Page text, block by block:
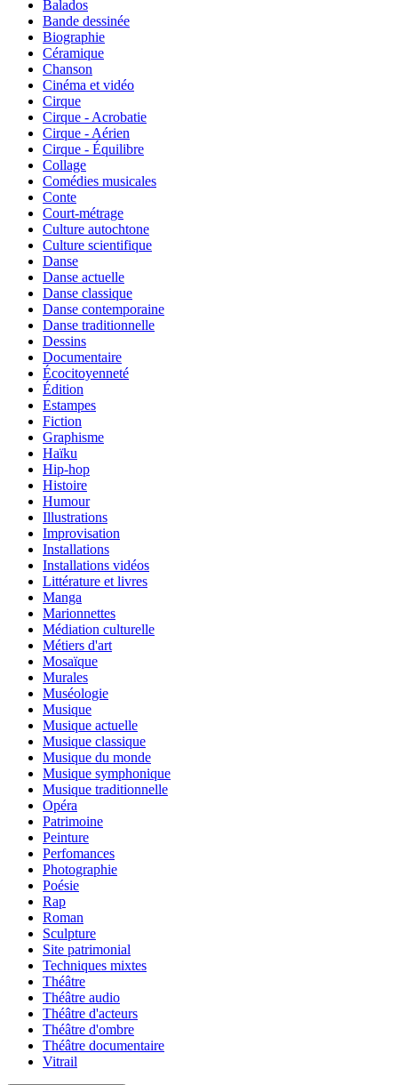
Balados
Bande dessinée
Biographie
Céramique
Chanson
Cinéma et vidéo
Cirque
Cirque - Acrobatie
Cirque - Aérien
Cirque - Équilibre
Collage
Comédies musicales
Conte
Court-métrage
Culture autochtone
Culture scientifique
Danse
Danse actuelle
Danse classique
Danse contemporaine
Danse traditionnelle
Dessins
Documentaire
Écocitoyenneté
Édition
Estampes
Fiction
Graphisme
Haïku
Hip-hop
Histoire
Humour
Illustrations
Improvisation
Installations
Installations vidéos
Littérature et livres
Manga
Marionnettes
Médiation culturelle
Métiers d'art
Mosaïque
Murales
Muséologie
Musique
Musique actuelle
Musique classique
Musique du monde
Musique symphonique
Musique traditionnelle
Opéra
Patrimoine
Peinture
Perfomances
Photographie
Poésie
Rap
Roman
Sculpture
Site patrimonial
Techniques mixtes
Théâtre
Théâtre audio
Théâtre d'acteurs
Théâtre d'ombre
Théâtre documentaire
Vitrail